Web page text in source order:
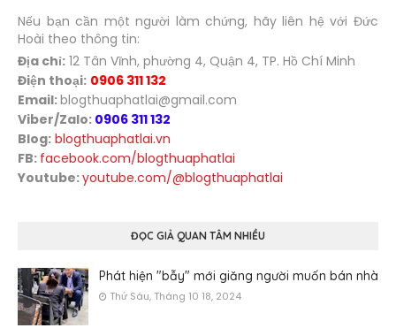
Nếu bạn cần một người làm chứng, hãy liên hệ với Đức
Hoài theo thông tin:
Địa chỉ: 12 Tân Vĩnh, phường 4, Quận 4, TP. Hồ Chí Minh
Điện thoại: 0906 311 132
Email:blogthuaphatlai@gmail.com
Viber/Zalo: 0906 311 132
Blog: blogthuaphatlai.vn
FB: facebook.com/blogthuaphatlai
Youtube:youtube.com/@blogthuaphatlai
ĐỌC GIẢ QUAN TÂM NHIỀU
Phát hiện "bẫy" mới giăng người muốn bán nhà
Thứ Sáu, Tháng 10 18, 2024